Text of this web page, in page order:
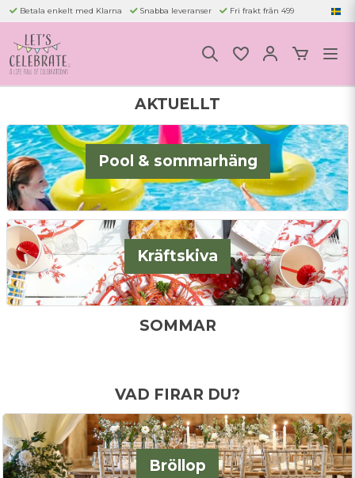
Betala enkelt med Klarna Snabba leveranser Fri frakt från 499
AKTUELLT
Pool & sommarhäng
Kräftskiva
SOMMAR
VAD FIRAR DU?
Bröllop